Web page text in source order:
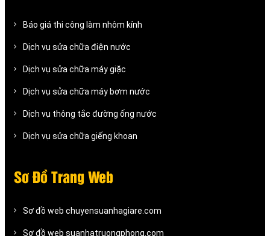
Báo giá thi công làm nhôm kính
Dịch vụ sửa chữa điện nước
Dịch vụ sửa chữa máy giặc
Dịch vụ sửa chữa máy bơm nước
Dịch vụ thông tắc đường ống nước
Dịch vụ sửa chữa giếng khoan
Sơ Đồ Trang Web
Sơ đồ web chuyensuanhagiare.com
Sơ đồ web suanhatruongphong.com